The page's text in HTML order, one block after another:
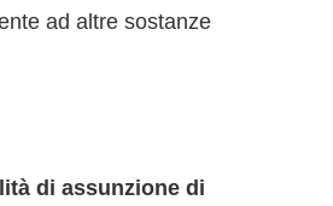
ad altre sostanze
di assunzione di